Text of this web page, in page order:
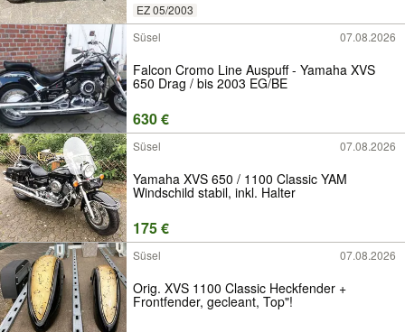
EZ 05/2003
Süsel
07.08.2026
Falcon Cromo Line Auspuff - Yamaha XVS
650 Drag / bis 2003 EG/BE
630 €
Süsel 07.08.2026
Yamaha XVS 650 / 1100 Classic YAM
Windschild stabil, inkl. Halter
175 €
Süsel 07.08.2026
Orig. XVS 1100 Classic Heckfender +
Frontfender, gecleant, Top"!